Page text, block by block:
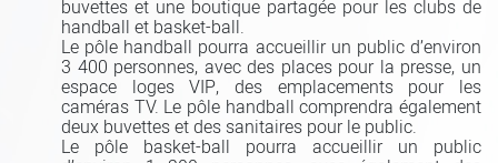
buvettes et une boutique partagée pour les clubs de
handball et basket-ball.
Le pôle handball pourra accueillir un public d’environ
3 400 personnes, avec des places pour la presse, un
espace loges VIP, des emplacements pour les
caméras TV. Le pôle handball comprendra également
deux buvettes et des sanitaires pour le public.
Le pôle basket-ball pourra accueillir un public